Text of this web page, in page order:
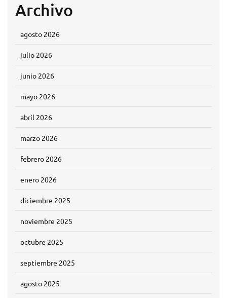
Archivo
agosto 2026
julio 2026
junio 2026
mayo 2026
abril 2026
marzo 2026
febrero 2026
enero 2026
diciembre 2025
noviembre 2025
octubre 2025
septiembre 2025
agosto 2025